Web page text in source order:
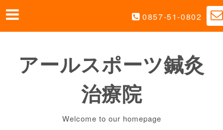
0857-51-0802
アールスポーツ鍼灸
治療院
Welcome to our homepage